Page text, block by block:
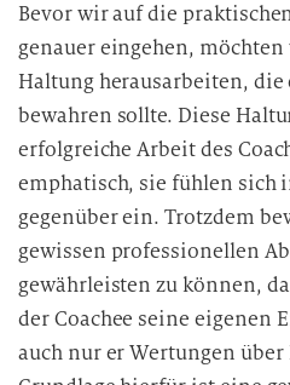
Bevor wir auf die
genauer eingehen,
Haltung herausarbeiten,
bewahren sollte. Diese
erfolgreiche Arbeit des
emphatisch, sie fühlen sich
gegenüber ein. Trotzdem
gewissen professionellen
gewährleisten zu können,
der Coachee seine eigenen
auch nur er Wertungen